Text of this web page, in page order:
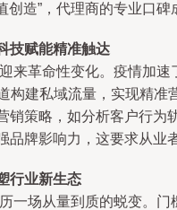
创造”，代理商的专业口碑
技赋能精准触达
来革命性变化。疫情加
构建私域流量，实现精准
销策略，如分析客户行为
品牌影响力，这要求从业
行业新生态
一场从量到质的蜕变。